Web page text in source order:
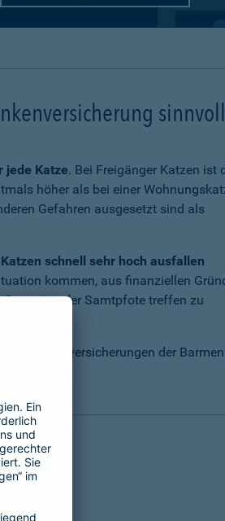
jede Katze. Bei Freigänger Katzen ist
höher als bei einer
Gefahren ausgesetzt sind als
schnell sehr hoch ausfallen
kommen, aus finanziellen
der Samtpfote treffen zu
Katzenversicherungen der